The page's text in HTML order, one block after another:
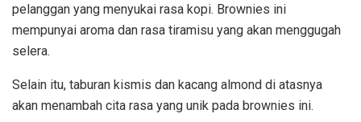
pelanggan yang menyukai rasa kopi. Brownies ini
mempunyai aroma dan rasa tiramisu yang akan menggugah
selera.
Selain itu, taburan kismis dan kacang almond di atasnya
akan menambah cita rasa yang unik pada brownies ini.